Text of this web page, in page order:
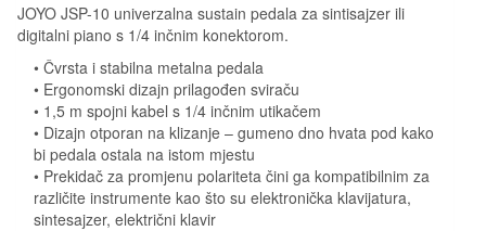
JOYO JSP-10 univerzalna sustain pedala za sintisajzer ili
digitalni piano s 1/4 inčnim konektorom.
• Čvrsta i stabilna metalna pedala
• Ergonomski dizajn prilagođen sviraču
• 1,5 m spojni kabel s 1/4 inčnim utikačem
• Dizajn otporan na klizanje – gumeno dno hvata pod kako
bi pedala ostala na istom mjestu
• Prekidač za promjenu polariteta čini ga kompatibilnim za
različite instrumente kao što su elektronička klavijatura,
sintesajzer, električni klavir